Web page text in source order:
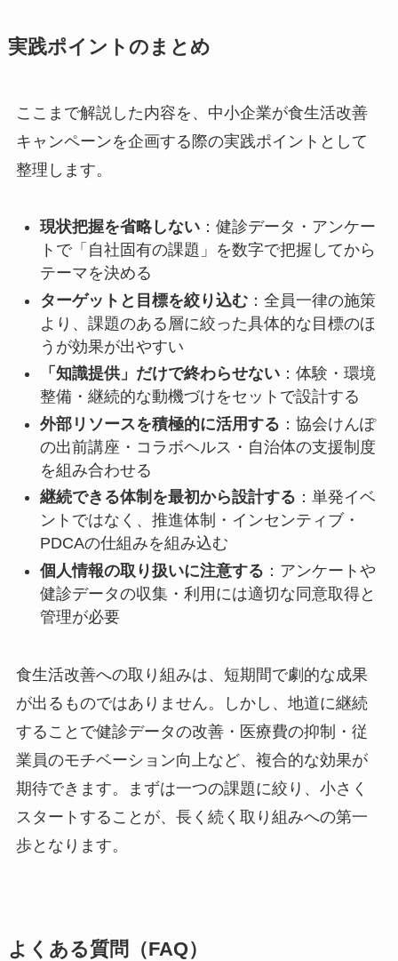
実践ポイントのまとめ
ここまで解説した内容を、中小企業が食生活改善
キャンペーンを企画する際の実践ポイントとして
整理します。
現状把握を省略しない：健診データ・アンケー
トで「自社固有の課題」を数字で把握してから
テーマを決める
ターゲットと目標を絞り込む：全員一律の施策
より、課題のある層に絞った具体的な目標のほ
うが効果が出やすい
「知識提供」だけで終わらせない：体験・環境
整備・継続的な動機づけをセットで設計する
外部リソースを積極的に活用する ：協会けんぽ
の出前講座・コラボヘルス・自治体の支援制度
を組み合わせる
継続できる体制を最初から設計する ：単発イベ
ントではなく、推進体制・インセンティブ・
PDCAの仕組みを組み込む
個人情報の取り扱いに注意する ：アンケートや
健診データの収集・利用には適切な同意取得と
管理が必要
食生活改善への取り組みは、短期間で劇的な成果
が出るものではありません。しかし、地道に継続
することで健診データの改善・医療費の抑制・従
業員のモチベーション向上など、複合的な効果が
期待できます。まずは一つの課題に絞り、小さく
スタートすることが、長く続く取り組みへの第一
歩となります。
よくある質問（FAQ）